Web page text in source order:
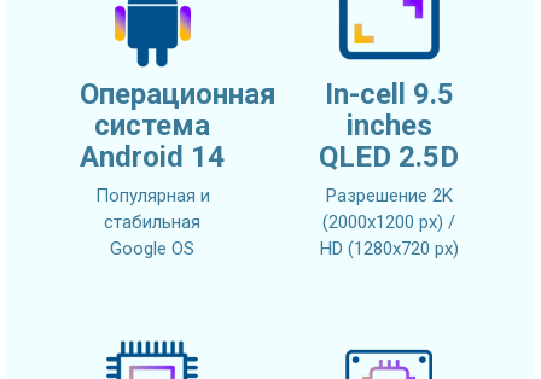
Операционная
система
Android 14
Популярная и
стабильная
Google OS
In-cell 9.5
inches
QLED 2.5D
Разрешение 2K
(2000x1200 px) /
HD (1280x720 px)